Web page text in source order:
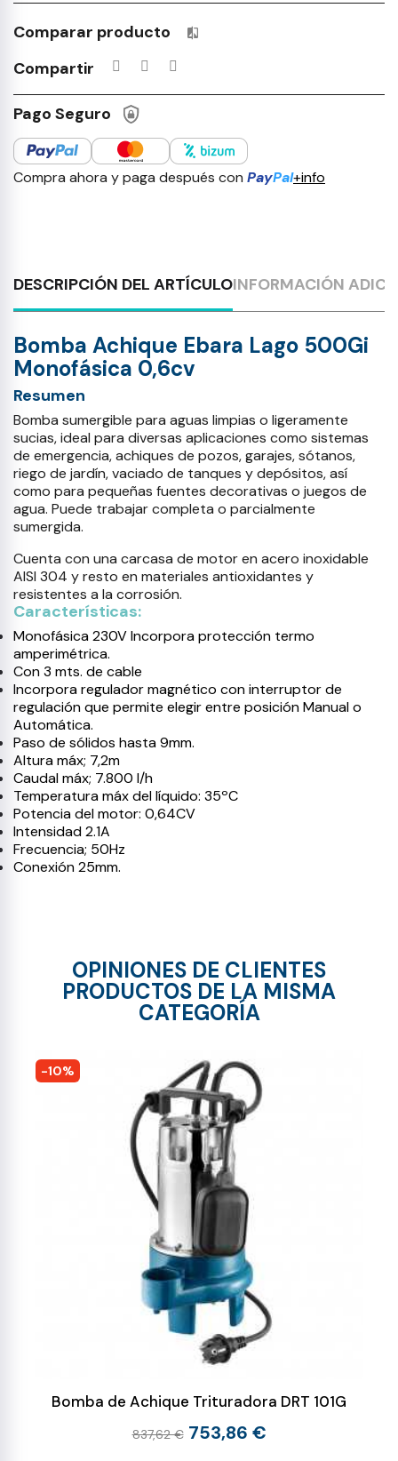
Comparar producto Productos incluidos en tu lista
Compartir
Pago Seguro
Compra ahora y paga después con PayPal+info
DESCRIPCIÓN DEL ARTÍCULOINFORMACIÓN
Bomba Achique Ebara Lago 500Gi
Monofásica 0,6cv
Resumen
Bomba sumergible para aguas limpias o ligeramente
sucias, ideal para diversas aplicaciones como sistemas
de emergencia, achiques de pozos, garajes, sótanos,
riego de jardín, vaciado de tanques y depósitos, así
como para pequeñas fuentes decorativas o juegos de
agua. Puede trabajar completa o parcialmente
sumergida.
Cuenta con una carcasa de motor en acero inoxidable
AISI 304 y resto en materiales antioxidantes y
resistentes a la corrosión.
Características:
Monofásica 230V Incorpora protección termo
amperimétrica.
Con 3 mts. de cable
Incorpora regulador magnético con interruptor de
regulación que permite elegir entre posición Manual o
Automática.
Paso de sólidos hasta 9mm.
Altura máx; 7,2m
Caudal máx; 7.800 l/h
Temperatura máx del líquido: 35ºC
Potencia del motor: 0,64CV
Intensidad 2.1A
Frecuencia; 50Hz
Conexión 25mm.
OPINIONES DE CLIENTES
PRODUCTOS DE LA MISMA
CATEGORÍA
-10%
Bomba de Achique Trituradora DRT 101G
837,62 € 753,86 €